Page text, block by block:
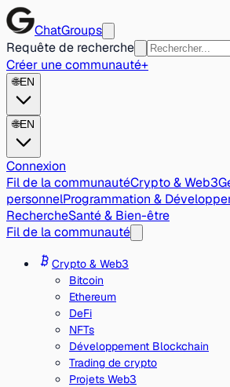
ChatGroups
Requête de recherche
Créer une communauté+
🌐EN
🌐EN
Connexion
Fil de la communautéCrypto & Web3
personnelProgrammation &
RechercheSanté & Bien-être
Fil de la communauté
Crypto & Web3
Bitcoin
Ethereum
DeFi
NFTs
Développement Blockchain
Trading de crypto
Projets Web3